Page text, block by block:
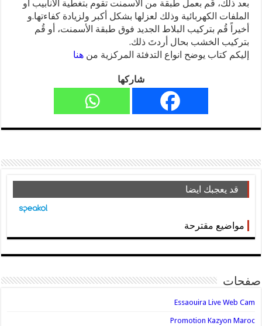
بعد ذلك، قُم بعمل طبقة من الأسمنت تقوم بتغطية الأنابيب أو
الملفات الكهربائية وذلك لعزلها بشكل أكبر ولزيادة كفاءتها.و
أخيراً قُم بتركيب البلاط الجديد فوق طبقة الأسمنت، أو قُم
بتركيب الخشب بحال أردتَ ذلك.
إليكم كتاب يوضح انواع التدفئة المركزية منهنا
شاركها
قد يعجبك ايضا
مواضيع مقترحة
صفحات
Essaouira Live Web Cam
Promotion Kazyon Maroc